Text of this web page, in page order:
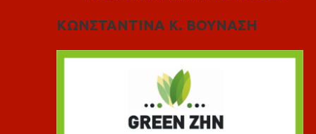
ΚΩΝΣΤΑΝΤΙΝΑ Κ. ΒΟΥΝΑΣΗ